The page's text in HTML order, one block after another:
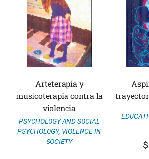
Arteterapia y
musicoterapia contra la
violencia
PSYCHOLOGY AND SOCIAL
PSYCHOLOGY, VIOLENCE IN
SOCIETY
$